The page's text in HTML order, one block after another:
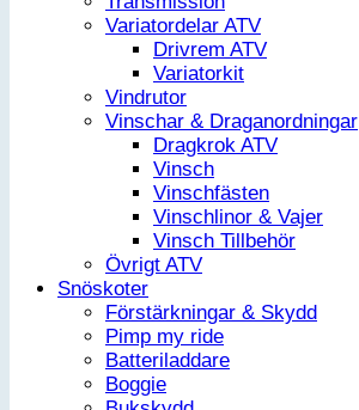
Variatordelar ATV
Drivrem ATV
Variatorkit
Vindrutor
Vinschar & Draganordningar
Dragkrok ATV
Vinsch
Vinschfästen
Vinschlinor & Vajer
Vinsch Tillbehör
Övrigt ATV
Snöskoter
Förstärkningar & Skydd
Pimp my ride
Batteriladdare
Boggie